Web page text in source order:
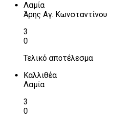
Λαμία
Άρης Αγ. Κωνσταντίνου
3
0
Τελικό αποτέλεσμα
Καλλιθέα
Λαμία
3
0